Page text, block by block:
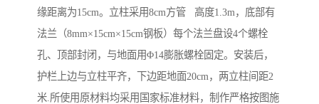
缘距离为15cm。立柱采用8cm方管 高度1.3m，底部有
法兰（8mm×15cm×15cm钢板）每个法兰盘设4个螺栓
孔、顶部封闭，与地面用Φ14膨胀螺栓固定。安装后，
护栏上边与立柱平齐，下边距地面20cm，两立柱间距2
米.所使用原材料均采用国家标准材料，制作严格按图施